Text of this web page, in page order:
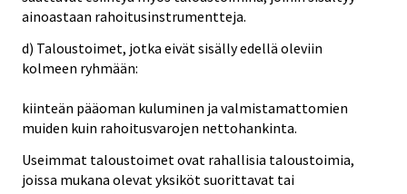
ainoastaan rahoitusinstrumentteja.
d) Taloustoimet, jotka eivät sisälly edellä oleviin
kolmeen ryhmään:
kiinteän pääoman kuluminen ja valmistamattomien
muiden kuin rahoitusvarojen nettohankinta.
Useimmat taloustoimet ovat rahallisia taloustoimia,
joissa mukana olevat yksiköt suorittavat tai